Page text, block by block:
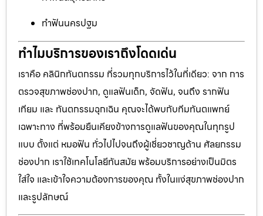
ทำฟันนครปฐม
ทำไมบริการของเราถึงโดดเด่น
เราคือ คลินิกทันตกรรม ที่รวมทุกบริการไว้ในที่เดียว: จาก การ
ตรวจสุขภาพช่องปาก, ดูแลฟันเด็ก, จัดฟัน, จนถึง รากฟัน
เทียม และ ทันตกรรมฉุกเฉิน คุณจะได้พบกับทีมทันตแพทย์
เฉพาะทาง ที่พร้อมยืนเคียงข้างการดูแลฟันของคุณในทุกรูป
แบบ ตั้งแต่ หมอฟัน ทั่วไปไปจนถึงผู้เชี่ยวชาญด้าน ศัลยกรรม
ช่องปาก เราใช้เทคโนโลยีทันสมัย พร้อมบริการอย่างเป็นมิตร
ใส่ใจ และเข้าใจความต้องการของคุณ ทั้งในแง่สุขภาพช่องปาก
และรูปลักษณ์